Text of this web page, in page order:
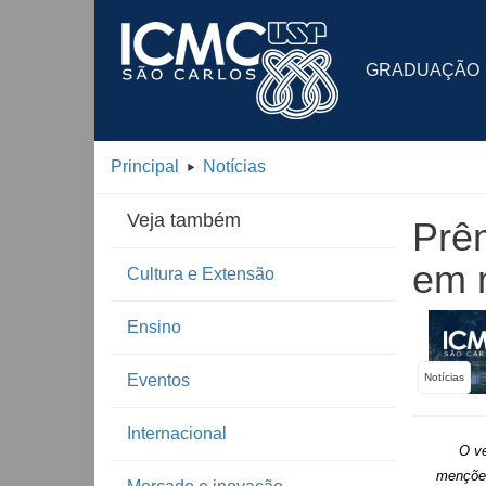
GRADUAÇÃO
Principal Notícias
Veja também
Cultura e Extensão
Ensino
Eventos
Internacional
em
Notícias
O